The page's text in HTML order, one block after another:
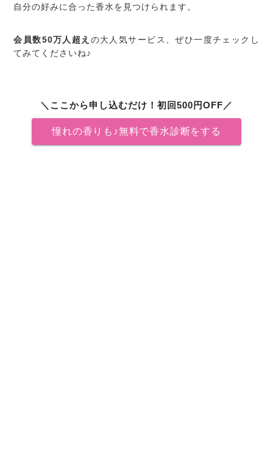
自分の好みに合った香水を見つけられます。
会員数50万人超え の大人気サービス、ぜひ一度チェックし
てみてくださいね♪
＼ここから申し込むだけ！初回500円OFF／
憧れの香りも♪無料で香水診断をする